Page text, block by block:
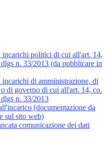
incarichi politici di cui all'art. 14,
n. 33/2013 (da pubblicare in
di amministrazione, di
di governo di cui all'art. 14, co.
n. 33/2013
(documentazione da
sul sito web)
comunicazione dei dati